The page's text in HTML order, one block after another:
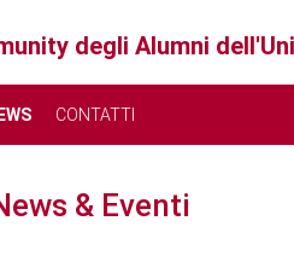
degli Alumni
CONTATTI
& Eventi